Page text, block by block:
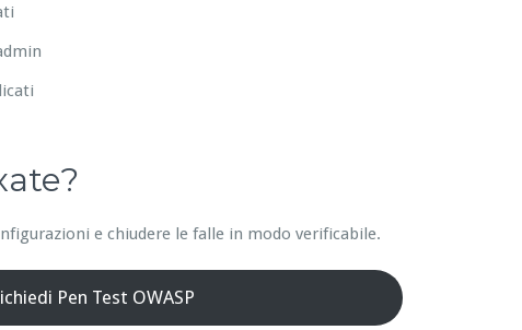
e chiudere le falle in modo verificabile.
Pen Test OWASP